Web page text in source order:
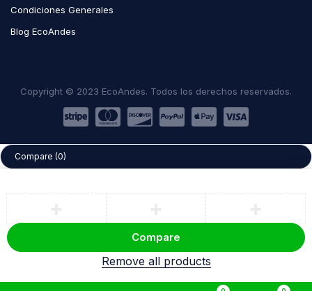
Condiciones Generales
Blog EcoAndes
Copyright © 2023 EcoAndes. Todos los derechos reservados.
Compare (0)
Compare
Remove all products